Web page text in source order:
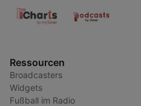
Ressourcen
Broadcasters
Widgets
Fußball im Radio